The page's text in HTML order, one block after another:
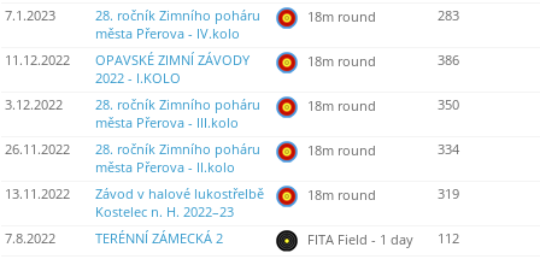
7.1.2023
28. ročník Zimního poháru
města Přerova - IV.kolo
18m round 283
11.12.2022
OPAVSKÉ ZIMNÍ ZÁVODY
2022 - I.KOLO
18m round 386
3.12.2022
28. ročník Zimního poháru
města Přerova - III.kolo
18m round 350
26.11.2022
28. ročník Zimního poháru
města Přerova - II.kolo
18m round 334
13.11.2022
Závod v halové lukostřelbě
Kostelec n. H. 2022–23
18m round 319
7.8.2022 TERÉNNÍ ZÁMECKÁ 2 FITA Field - 1 day
112